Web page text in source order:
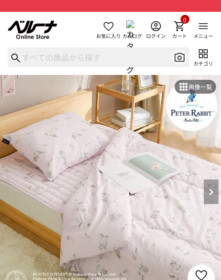
お気に入り カタログ ログイン カート
0
メニュー
カテゴリ
画像一覧